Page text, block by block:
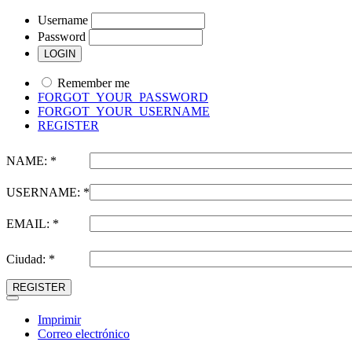
Username
Password
Remember me
FORGOT_YOUR_PASSWORD
FORGOT_YOUR_USERNAME
REGISTER
NAME: *
USERNAME: *
EMAIL: *
Ciudad: *
REGISTER
Imprimir
Correo electrónico